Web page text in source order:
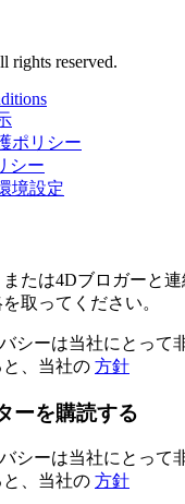
rights reserved.
ポリシー
シー
境設定
たは4Dブロガーと
取ってください。
シーは当社にとって
、当社の 方針
ーを購読する
シーは当社にとって
、当社の 方針